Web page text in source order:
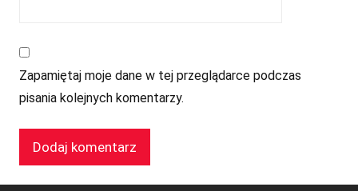
Zapamiętaj moje dane w tej przeglądarce podczas
pisania kolejnych komentarzy.